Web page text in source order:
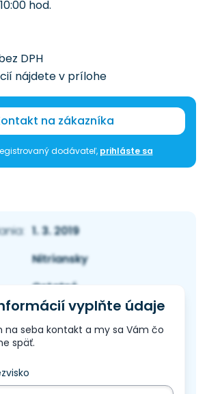
hod.
DPH
nájdete v prílohe
na zákazníka
dodávateľ, prihláste sa
1. 3. 2019
Nitriansky
Ostatné
vyplňte údaje
na seba kontakt a my sa Vám čo
späť.